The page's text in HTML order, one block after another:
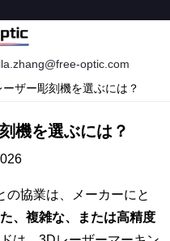
optic.com
ザー彫刻機を選ぶには？
機を選ぶには？
の協業は、メーカーにと
、複雑な、または高精度